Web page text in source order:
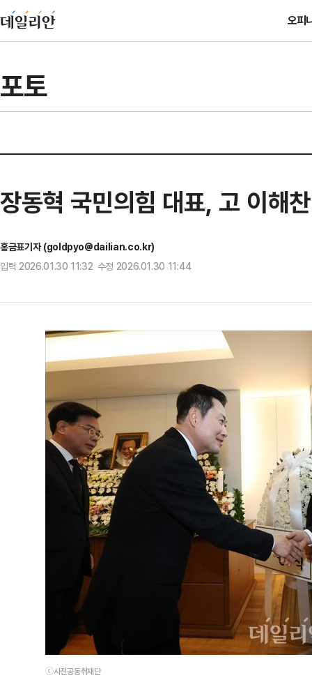
오피
포토
장동혁 국민의힘 대표, 고 이해
홍금표기자 (goldpyo@dailian.co.kr)
입력 2026.01.30 11:32 수정 2026.01.30 11:44
ⓒ사진공동취재단